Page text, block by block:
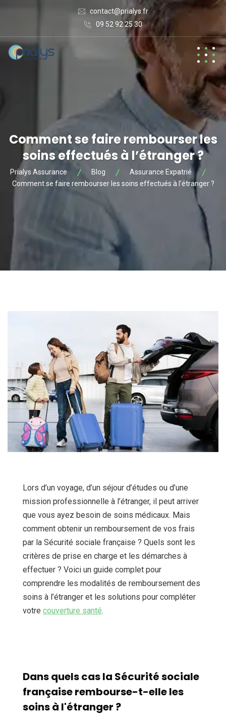
contact@prialys.fr
09 52 92 25 30
Comment se faire rembourser les
soins effectués à l’étranger ?
Prialys Assurance Blog
Assurance Expatrié
Comment se faire rembourser les soins effectués à l’étranger ?
Lors d’un voyage, d’un séjour d’études ou d’une
mission professionnelle à l’étranger, il peut arriver
que vous ayez besoin de soins médicaux. Mais
comment obtenir un remboursement de vos frais
par la Sécurité sociale française ? Quels sont les
critères de prise en charge et les démarches à
effectuer ? Voici un guide complet pour
comprendre les modalités de remboursement des
soins à l’étranger et les solutions pour compléter
votre couverture santé.
Dans quels cas la Sécurité sociale
française rembourse-t-elle les
soins à l'étranger ?